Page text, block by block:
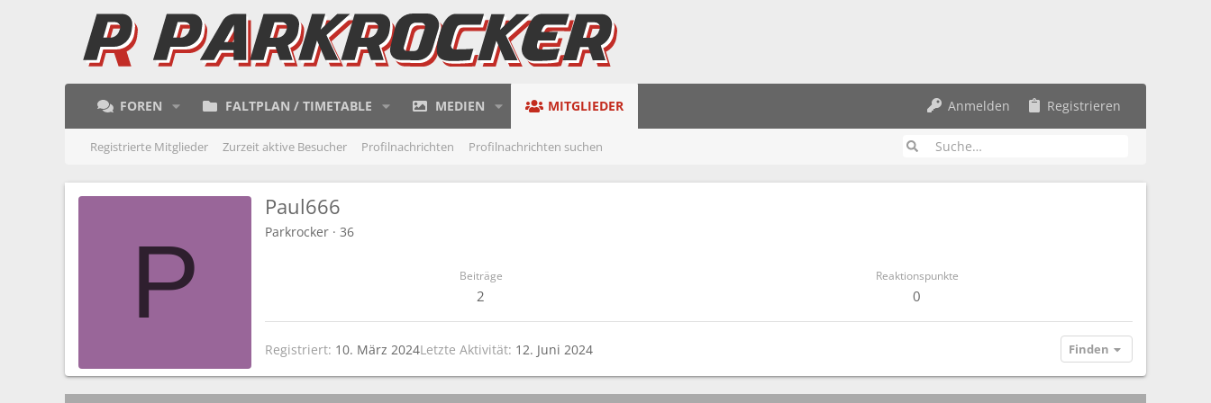
FOREN FALTPLAN / TIMETABLE MEDIEN MITGLIEDER Anmelden Registrieren
Registrierte Mitglieder Zurzeit aktive Besucher Profilnachrichten Profilnachrichten suchen
P
Paul666
Parkrocker · 36
Beiträge
2
Reaktionspunkte
0
Registriert 10. März 2024Letzte Aktivität 12. Juni 2024 Finden